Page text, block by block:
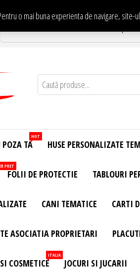
o mai buna experienta de navigare, site-
Te asteptam in
POZA TA
HOT
HUSE PERSONALIZATE
PRET
FOLII DE PROTECTIE TABLOURI
CANI TEMATICE CARTI
ASOCIATIA PROPRIETARI
COSMETICE
ITALIA
JOCURI SI JUCARII